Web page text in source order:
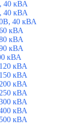
40 кВА
40 кВА
40 кВА
кВА
кВА
кВА
кВА
кВА
кВА
кВА
кВА
кВА
кВА
кВА